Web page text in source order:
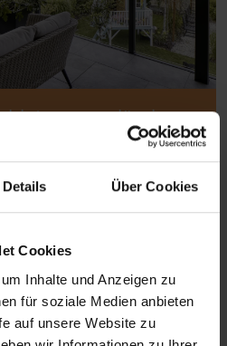
Details Über Cookies
Cookies
Inhalte und Anzeigen zu
für soziale Medien anbieten
auf unsere Website zu
zuverlässigen
schaffen eine